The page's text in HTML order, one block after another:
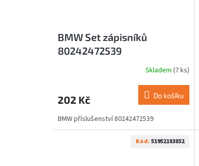
BMW Set zápisníků
80242472539
Skladem (7 ks)
202 Kč Do košíku
BMW příslušenství 80242472539
Kód:51952183852